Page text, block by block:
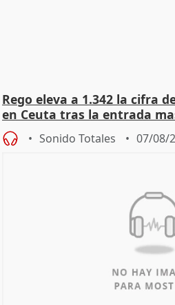
Rego eleva a 1.342 la cifra
en Ceuta tras la entrada
Sonido Totales 07/08/